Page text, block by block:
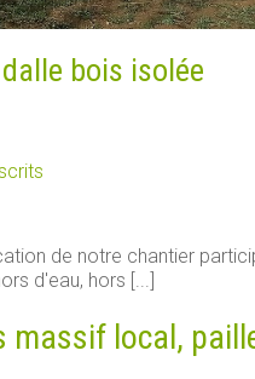
bois isolée
de notre chantier
d'eau, hors [...]
massif local,